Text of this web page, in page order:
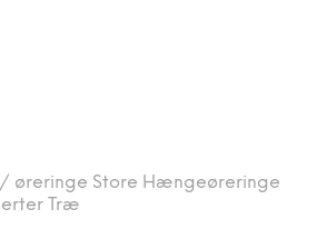
/ øreringe Store Hængeøreringe
Træ